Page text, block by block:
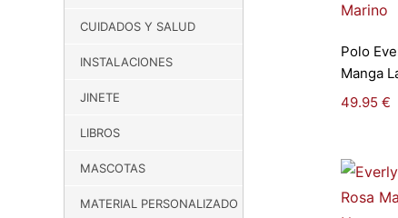
CUIDADOS Y SALUD
INSTALACIONES
JINETE
LIBROS
MASCOTAS
MATERIAL PERSONALIZADO
Polo
Manga
49.95 €